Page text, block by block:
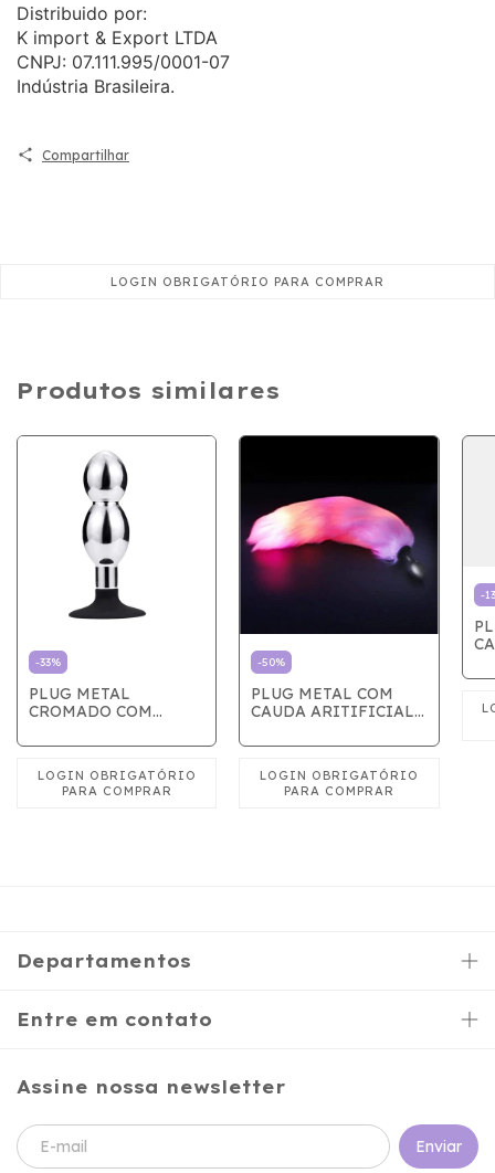
Distribuido por:
K import & Export LTDA
CNPJ: 07.111.995/0001-07
Indústria Brasileira.
Compartilhar
Produtos similares
-33%
PLUG METAL
CROMADO COM
-50%
PLUG METAL COM
CAUDA ARITIFICIAL
-13
Departamentos
Entre em contato
Assine nossa newsletter